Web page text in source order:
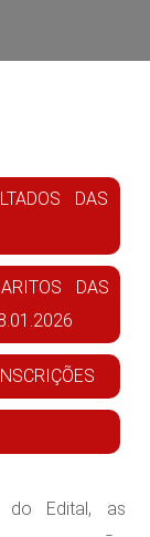
DAS
DAS
do Edital, as